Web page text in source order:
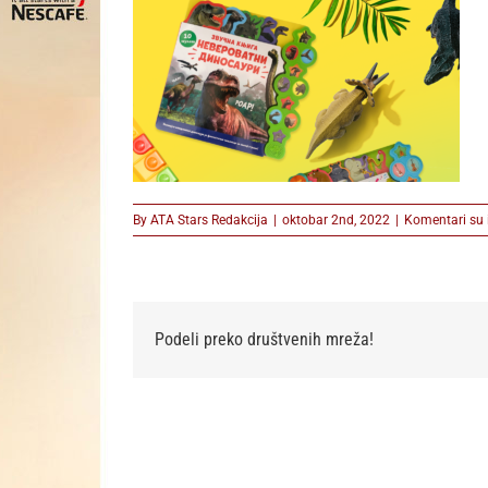
By ATA Stars Redakcija | oktobar 2nd, 2022 | Komentari su
Podeli preko društvenih mreža!